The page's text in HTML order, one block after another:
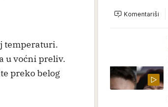
temperaturi.
u voćni preliv.
preko belog
Komentariši